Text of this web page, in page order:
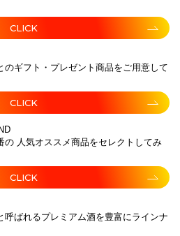
CLICK
のギフト・プレゼント商品をご用意して
CLICK
の 人気オススメ商品をセレクトしてみ
CLICK
呼ばれるプレミアム酒を豊富にラインナ